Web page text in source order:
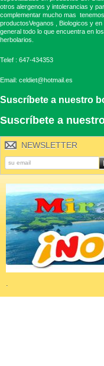
otros alergenos y intolerancias y
complementar mucho mas tenemos
productosVeganos , Biologicos y en
general todo lo que encuentra en los
herbolarios.
Telef : 647-434353
Email: celdiet@hotmail.es
Suscríbete a nuestro
Suscríbete a
NEWSLETTER